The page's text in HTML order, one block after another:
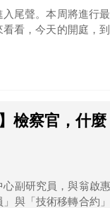
尾聲。本周將進行最
看，今天的開庭，到
檢察官，什麼
副研究員，與翁啟惠
與「技術移轉合約」